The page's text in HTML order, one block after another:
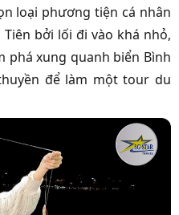
loại phương tiện cá nhân
bởi lối đi vào khá nhỏ,
phá xung quanh biển Bình
để làm một tour du